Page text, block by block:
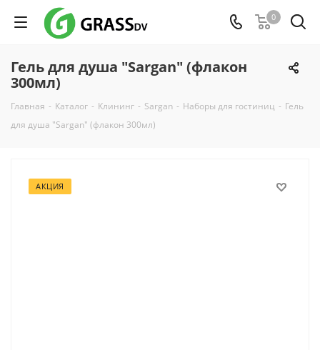
0
Гель для душа "Sargan" (флакон
300мл)
Главная - Каталог - Клининг - Sargan - Наборы для гостиниц - Гель
для душа "Sargan" (флакон 300мл)
АКЦИЯ